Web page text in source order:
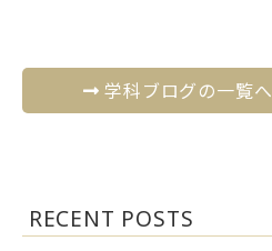
学科ブログの一覧へ
RECENT POSTS